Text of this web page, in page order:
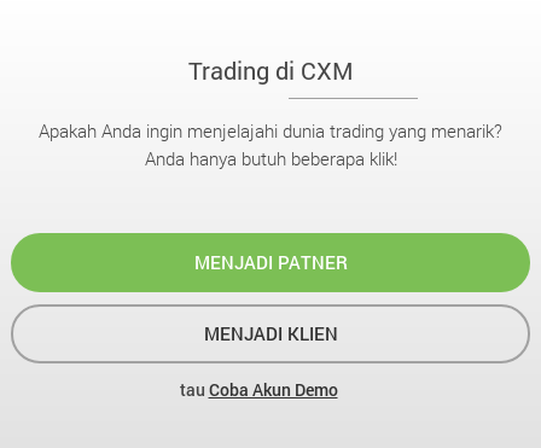
Trading di CXM
Apakah Anda ingin menjelajahi dunia trading yang menarik?
Anda hanya butuh beberapa klik!
MENJADI PATNER
MENJADI KLIEN
tau Coba Akun Demo